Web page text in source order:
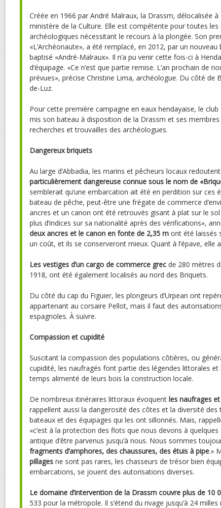
Créée en 1966 par André Malraux, la Drassm, délocalisée
ministère de la Culture. Elle est compétente pour toutes les
archéologiques nécessitant le recours à la plongée. Son
«L’Archéonaute», a été remplacé, en 2012, par un
baptisé «André-Malraux». Il n’a pu venir cette fois-ci à
d’équipage. «Ce n’est que partie remise. L’an prochain de
prévues», précise Christine Lima, archéologue. Du côté de
de-Luz.
Pour cette première campagne en eaux hendayaise, le
mis son bateau à disposition de la Drassm et ses
recherches et trouvailles des archéologues.
Dangereux briquets
Au large d’Abbadia, les marins et pêcheurs locaux
particulièrement dangereuse connue sous le nom de
semblerait qu’une embarcation ait été en perdition sur ces
bateau de pêche, peut-être une frégate de commerce
ancres et un canon ont été retrouvés gisant à plat sur le
plus d’indices sur sa nationalité après des vérifications»,
deux ancres et le canon en fonte de 2,35 m ont été laissés
un coût, et ils se conserveront mieux. Quant à l’épave, elle
Les vestiges d’un cargo de commerce grec de 280 mètres
1918, ont été également localisés au nord des Briquets.
Du côté du cap du Figuier, les plongeurs d’Urpean ont
appartenant au corsaire Pellot, mais il faut des
espagnoles. À suivre.
Compassion et cupidité
Suscitant la compassion des populations côtières, ou
cupidité, les naufragés font partie des légendes littorales
temps alimenté de leurs bois la construction locale.
De nombreux itinéraires littoraux évoquent les naufrages
rappellent aussi la dangerosité des côtes et la diversité
bateaux et des équipages qui les ont sillonnés. Mais,
«c’est à la protection des flots que nous devons à quelques
antique d’être parvenus jusqu’à nous. Nous sommes
fragments d’amphores, des chaussures, des étuis à pipe.»
pillages ne sont pas rares, les chasseurs de trésor bien
embarcations, se jouent des autorisations diverses.
Le domaine d’intervention de la Drassm couvre plus de 10
533 pour la métropole. Il s’étend du rivage jusqu’à 24